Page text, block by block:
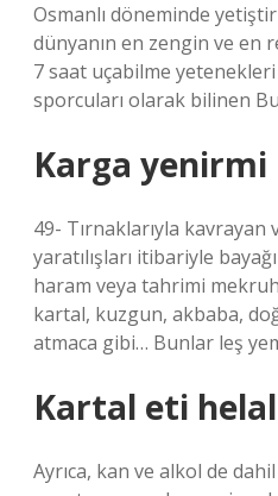
Osmanlı döneminde
dünyanın en zengin ve en
7 saat uçabilme
sporcuları olarak bilinen
Karga yenirmi
49- Tırnaklarıyla kavrayan
yaratılışları itibariyle
haram veya tahrimi
kartal, kuzgun, akbaba,
atmaca gibi… Bunlar leş
Kartal eti
Ayrıca, kan ve alkol de